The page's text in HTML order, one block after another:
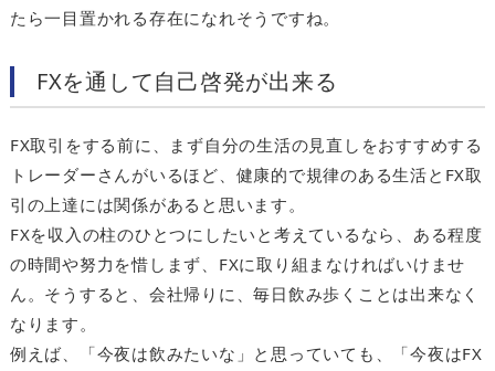
たら一目置かれる存在になれそうですね。
FXを通して自己啓発が出来る
FX取引をする前に、まず自分の生活の見直しをおすすめする
トレーダーさんがいるほど、健康的で規律のある生活とFX取
引の上達には関係があると思います。
FXを収入の柱のひとつにしたいと考えているなら、ある程度
の時間や努力を惜しまず、FXに取り組まなければいけませ
ん。そうすると、会社帰りに、毎日飲み歩くことは出来なく
なります。
例えば、「今夜は飲みたいな」と思っていても、「今夜はFX